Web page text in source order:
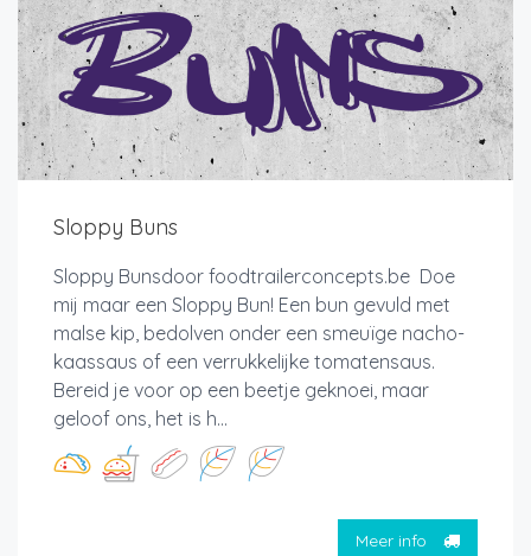
Sloppy Buns
Sloppy Bunsdoor foodtrailerconcepts.be Doe
mij maar een Sloppy Bun! Een bun gevuld met
malse kip, bedolven onder een smeuïge nacho-
kaassaus of een verrukkelijke tomatensaus.
Bereid je voor op een beetje geknoei, maar
geloof ons, het is h...
Meer info